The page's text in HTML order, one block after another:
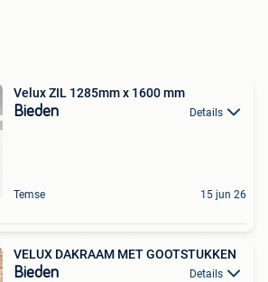
Velux ZIL 1285mm x 1600 mm
Bieden Details
Temse 15 jun 26
VELUX DAKRAAM MET GOOTSTUKKEN
Bieden Details